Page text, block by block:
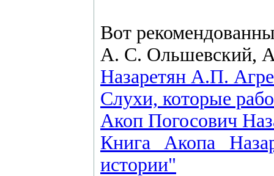
Вот
А. С.
Назаретян А.П.
Слухи, которые
Акоп Погосович
Книга Акопа
истории"